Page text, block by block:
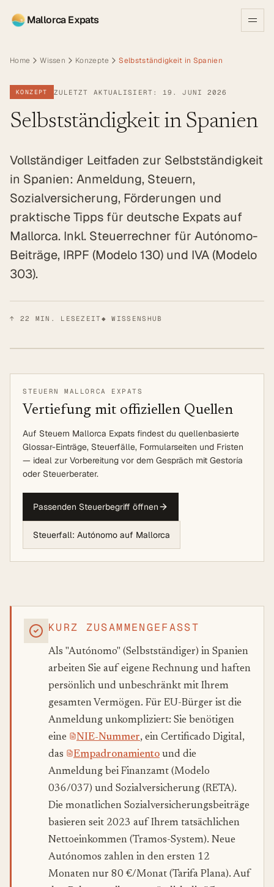
Mallorca Expats
Home Wissen Konzepte Selbstständigkeit in Spanien
KONZEPT ZULETZT AKTUALISIERT: 19. JUNI 2026
Selbstständigkeit in Spanien
Vollständiger Leitfaden zur Selbstständigkeit
in Spanien: Anmeldung, Steuern,
Sozialversicherung, Förderungen und
praktische Tipps für deutsche Expats auf
Mallorca. Inkl. Steuerrechner für Autónomo-
Beiträge, IRPF (Modelo 130) und IVA (Modelo
303).
↑ 22 MIN. LESEZEIT ◆ WISSENSHUB
STEUERN MALLORCA EXPATS
Vertiefung mit offiziellen Quellen
Auf Steuern Mallorca Expats findest du quellenbasierte
Glossar-Einträge, Steuerfälle, Formularseiten und Fristen
— ideal zur Vorbereitung vor dem Gespräch mit Gestoría
oder Steuerberater.
Passenden Steuerbegriff öffnen
Steuerfall: Autónomo auf Mallorca
KURZ ZUSAMMENGEFASST
Als "Autónomo" (Selbstständiger) in Spanien
arbeiten Sie auf eigene Rechnung und haften
persönlich und unbeschränkt mit Ihrem
gesamten Vermögen. Für EU-Bürger ist die
Anmeldung unkompliziert: Sie benötigen
eine
NIE-Nummer, ein Certificado Digital,
das
Empadronamiento und die
Anmeldung bei Finanzamt (Modelo
036/037) und Sozialversicherung (RETA).
Die monatlichen Sozialversicherungsbeiträge
basieren seit 2023 auf Ihrem tatsächlichen
Nettoeinkommen (Tramos-System). Neue
Autónomos zahlen in den ersten 12
Monaten nur 80 €/Monat (Tarifa Plana). Auf